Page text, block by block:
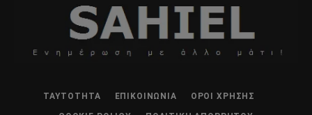
ΤΑΥΤΌΤΗΤΑ ΕΠΙΚΟΙΝΩΝΊΑ ΌΡΟΙ ΧΡΉΣΗΣ